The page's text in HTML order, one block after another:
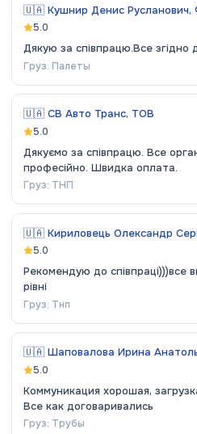
🇺🇦 Кушнир Денис Русланович,
5.0
Дякую за співпрацю.Все згідно
Груз: Палеты
🇺🇦 СВ Авто Транс, ТОВ
5.0
Дякуємо за співпрацю. Все
професійно. Швидка оплата.
Груз: ТНП
🇺🇦 Кириловець Олександр
5.0
Рекомендую до співпраці)))все
рівні
Груз: Тнп
🇺🇦 Шаповалова Ирина
5.0
Коммуникация хорошая,
Все как договаривались
Груз: Трубы